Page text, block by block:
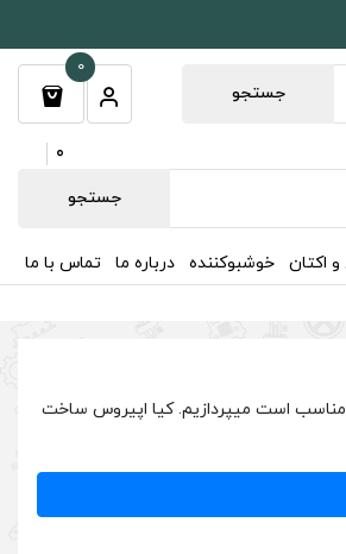
جستجو
0
0
جستجو
اکتان خوشبوکننده درباره ما تماس با ما
است میپردازیم. کیا اپیروس ساخت